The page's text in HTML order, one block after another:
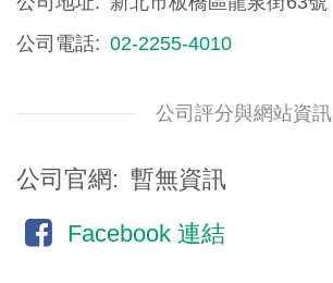
公司電話
02-2255-4010
公司評分與網站資訊
公司官網
暫無資訊
Facebook 連結